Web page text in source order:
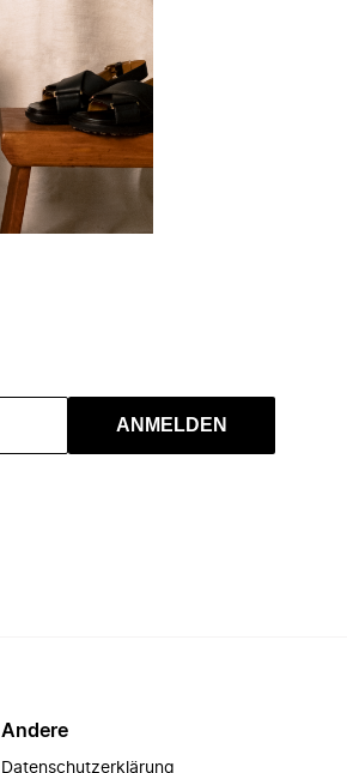
ANMELDEN
Andere
Datenschutzerklärung